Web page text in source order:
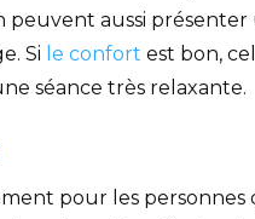
peuvent aussi
Si le confort est bon,
séance très relaxante.
pour les personnes